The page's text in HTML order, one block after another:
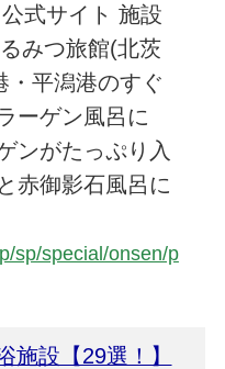
式サイト 施設
みつ旅館(北茨
・平潟港のすぐ
ーゲン風呂に
ンがたっぷり入
赤御影石風呂に
sp/special/onsen/p
施設【29選！】